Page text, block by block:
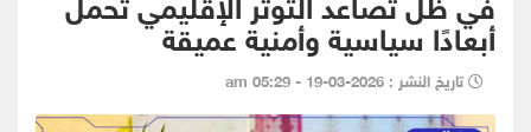
أبعادًا سياسية وأمنية عميقة
تاريخ النشر : 2026-03-19 - 05:29 am